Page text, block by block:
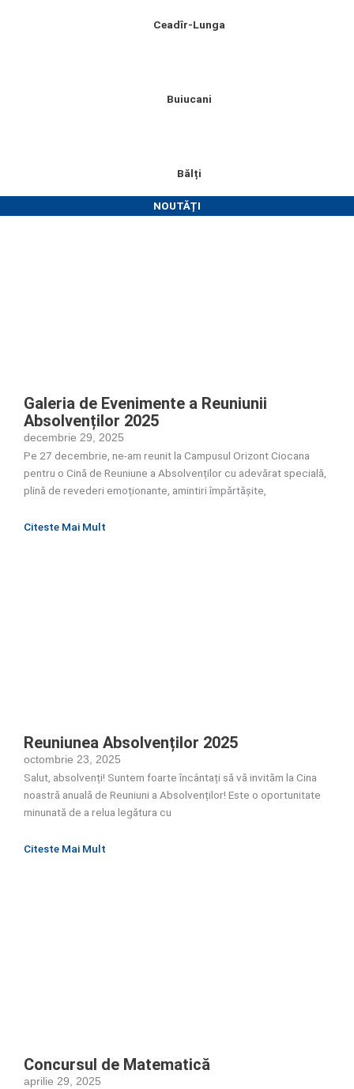
Ceadîr-Lunga
Buiucani
Bălți
NOUTĂȚI
Galeria de Evenimente a Reuniunii
Absolvenților 2025
decembrie 29, 2025
Pe 27 decembrie, ne-am reunit la Campusul Orizont Ciocana
pentru o Cină de Reuniune a Absolvenților cu adevărat specială,
plină de revederi emoționante, amintiri împărtășite,
Citeste Mai Mult
Reuniunea Absolvenților 2025
octombrie 23, 2025
Salut, absolvenți! Suntem foarte încântați să vă invităm la Cina
noastră anuală de Reuniuni a Absolvenților! Este o oportunitate
minunată de a relua legătura cu
Citeste Mai Mult
Concursul de Matematică
aprilie 29, 2025